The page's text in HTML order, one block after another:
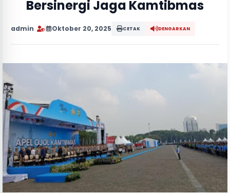
Bersinergi Jaga Kamtibmas
admin Oktober 20, 2025 CETAK DENGARKAN